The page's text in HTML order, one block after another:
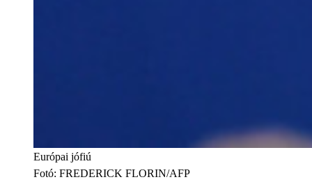
Európai jófiú
Fotó: FREDERICK FLORIN/AFP